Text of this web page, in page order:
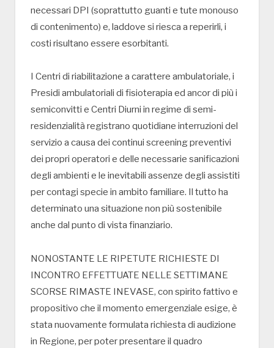
necessari DPI (soprattutto guanti e tute monouso
di contenimento) e, laddove si riesca a reperirli, i
costi risultano essere esorbitanti.
I Centri di riabilitazione a carattere ambulatoriale, i
Presidi ambulatoriali di fisioterapia ed ancor di più i
semiconvitti e Centri Diurni in regime di semi-
residenzialità registrano quotidiane interruzioni del
servizio a causa dei continui screening preventivi
dei propri operatori e delle necessarie sanificazioni
degli ambienti e le inevitabili assenze degli assistiti
per contagi specie in ambito familiare. Il tutto ha
determinato una situazione non più sostenibile
anche dal punto di vista finanziario.
NONOSTANTE LE RIPETUTE RICHIESTE DI
INCONTRO EFFETTUATE NELLE SETTIMANE
SCORSE RIMASTE INEVASE, con spirito fattivo e
propositivo che il momento emergenziale esige, è
stata nuovamente formulata richiesta di audizione
in Regione, per poter presentare il quadro